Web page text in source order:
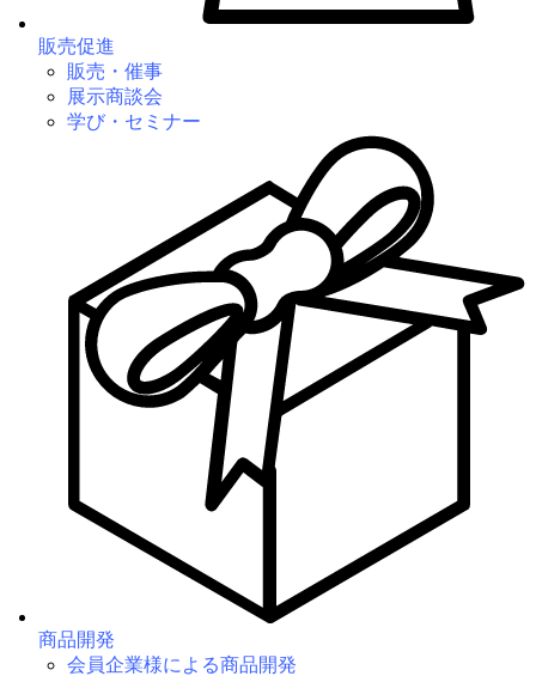
販売促進
販売・催事
展示商談会
学び・セミナー
商品開発
会員企業様による商品開発